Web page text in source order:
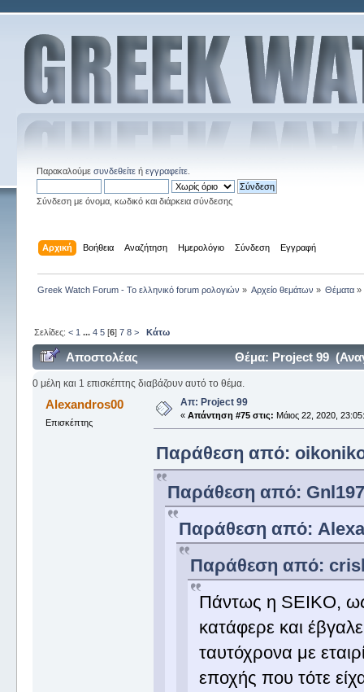
Παρακαλούμε συνδεθείτεή εγγραφείτε.
Σύνδεση με όνομα, κωδικό και διάρκεια σύνδεσης
Αρχική Βοήθεια Αναζήτηση Ημερολόγιο Σύνδεση Εγγραφή
Greek Watch Forum - Το ελληνικό forum ρολογιών » Αρχείο θεμάτων » Θέματα »
Σελίδες: < 1 ... 4 5[6] 7 8 > Κάτω
Αποστολέας Θέμα: Project 99
0 μέλη και 1 επισκέπτης διαβάζουν αυτό το θέμα.
Alexandros00
Επισκέπτης
Απ: Project 99
« Απάντηση #75 στις: Μάιος 22, 2020,
Παράθεση από:
Παράθεση από:
Παράθεση από:
Παράθεση από:
Πάντως η SEIKO, ως
κατάφερε και
ταυτόχρονα με
εποχής που τότε